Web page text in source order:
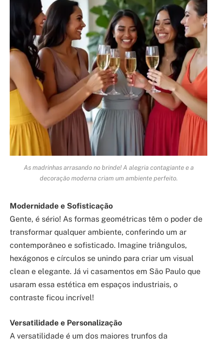
As madrinhas arrasando no brinde! A alegria contagiante e a
decoração moderna criam um ambiente perfeito.
Modernidade e Sofisticação
Gente, é sério! As formas geométricas têm o poder de
transformar qualquer ambiente, conferindo um ar
contemporâneo e sofisticado. Imagine triângulos,
hexágonos e círculos se unindo para criar um visual
clean e elegante. Já vi casamentos em São Paulo que
usaram essa estética em espaços industriais, o
contraste ficou incrível!
Versatilidade e Personalização
A versatilidade é um dos maiores trunfos da